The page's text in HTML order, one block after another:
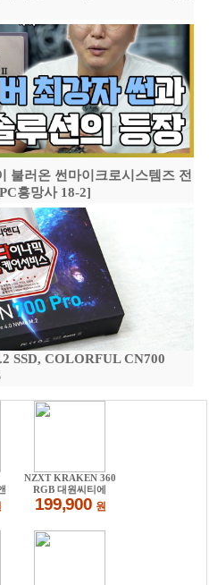
불러온 썬마이크로시스템즈 전
흥망사 18-2]
SSD, COLORFUL CN700